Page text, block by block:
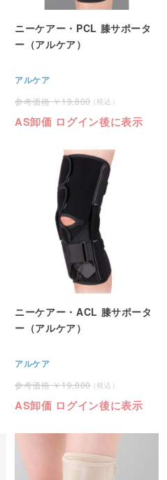
ニーケアー・PCL 膝サポータ
ー（アルケア）
アルケア
19,800
AS卸価 ログイン後に表示
ニーケアー・ACL 膝サポータ
ー（アルケア）
アルケア
19,800
AS卸価 ログイン後に表示